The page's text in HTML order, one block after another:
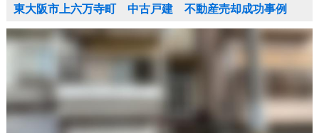
東大阪市上六万寺町 中古戸建 不動産売却成功事例